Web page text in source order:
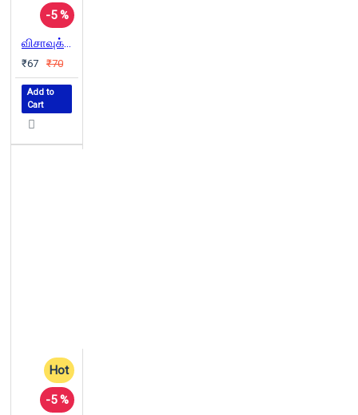
-5 %
விசாவுக்காக காத்திருந்தேன்
₹67 ₹70
Add to
Cart
Hot
-5 %